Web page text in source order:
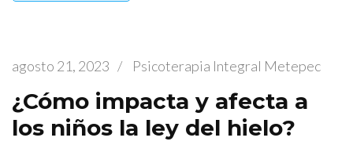
agosto 21, 2023 / Psicoterapia Integral Metepec
¿Cómo impacta y afecta a
los niños la ley del hielo?